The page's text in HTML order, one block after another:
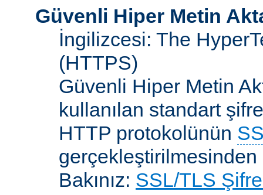
Güvenli Hiper Metin
İngilizcesi: The
(HTTPS)
Güvenli Hiper Metin
kullanılan standart
HTTP protokolünün
Bakınız: SSL/TLS